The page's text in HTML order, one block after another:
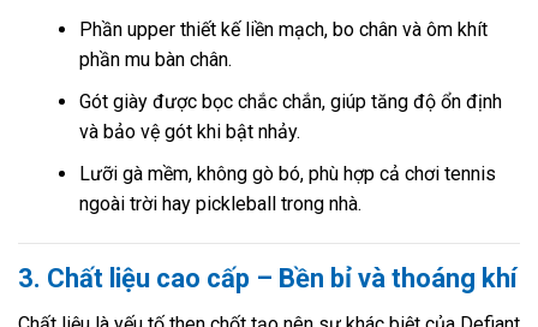
Phần upper thiết kế liền mạch, bo chân và ôm khít
phần mu bàn chân.
Gót giày được bọc chắc chắn, giúp tăng độ ổn định
và bảo vệ gót khi bật nhảy.
Lưỡi gà mềm, không gò bó, phù hợp cả chơi tennis
ngoài trời hay pickleball trong nhà.
3. Chất liệu cao cấp – Bền bỉ và thoáng khí